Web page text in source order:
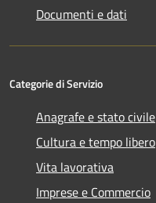
Documenti e dati
Categorie di Servizio
Anagrafe e stato civile
Cultura e tempo libero
Vita lavorativa
Imprese e Commercio